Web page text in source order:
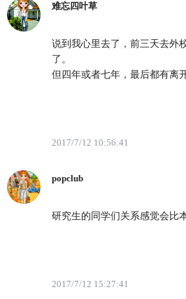
难忘四叶草
说到我心里去了，前三天去外
了。
但四年或者七年，最后都有离
2017/7/12 10:56:41
popclub
研究生的同学们关系感觉会比
2017/7/12 15:27:41